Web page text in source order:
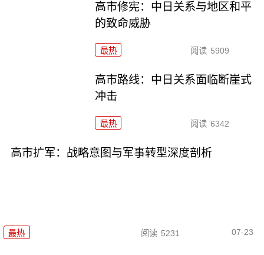
高市修宪：中日关系与地区和平
的致命威胁
最热 阅读 5909
高市路线：中日关系面临断崖式
冲击
最热 阅读 6342
高市扩军：战略意图与军事转型深度剖析
最热 阅读 5231 07-23